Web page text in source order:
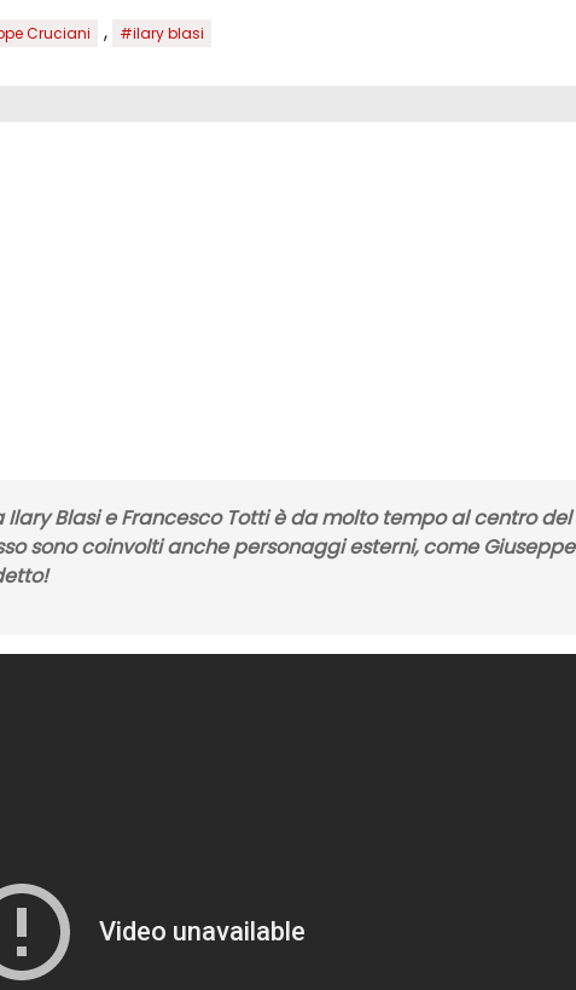
Cruciani , #ilary blasi
Blasi e Francesco Totti è da molto tempo al centro del
sono coinvolti anche personaggi esterni, come Giuseppe